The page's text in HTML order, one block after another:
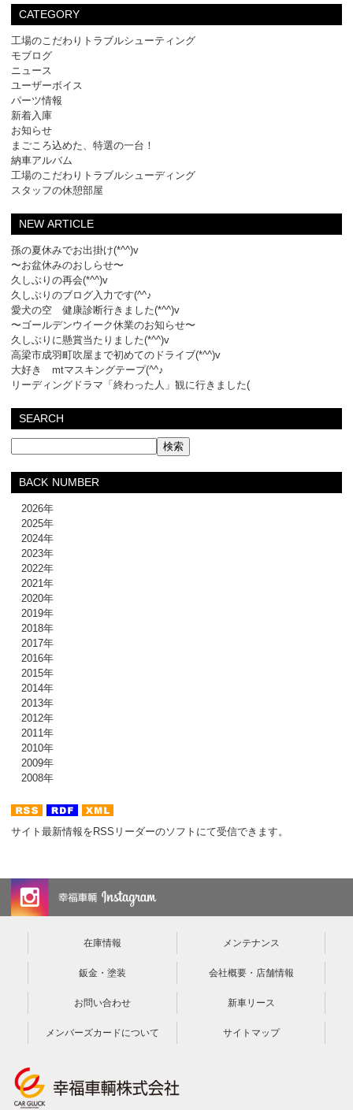
CATEGORY
工場のこだわりトラブルシューティング
モブログ
ニュース
ユーザーボイス
パーツ情報
新着入庫
お知らせ
まごころ込めた、特選の一台！
納車アルバム
工場のこだわりトラブルシューディング
スタッフの休憩部屋
NEW ARTICLE
孫の夏休みでお出掛け(*^^)v
〜お盆休みのおしらせ〜
久しぶりの再会(*^^)v
久しぶりのブログ入力です(^^♪
愛犬の空 健康診断行きました(*^^)v
〜ゴールデンウイーク休業のお知らせ〜
久しぶりに懸賞当たりました(*^^)v
高梁市成羽町吹屋まで初めてのドライブ(*^^)v
大好き mtマスキングテープ(^^♪
リーディングドラマ「終わった人」観に行きました(
SEARCH
BACK NUMBER
2026年
2025年
2024年
2023年
2022年
2021年
2020年
2019年
2018年
2017年
2016年
2015年
2014年
2013年
2012年
2011年
2010年
2009年
2008年
サイト最新情報をRSSリーダーのソフトにて受信できます。
在庫情報 メンテナンス
鈑金・塗装 会社概要・店舗情報
お問い合わせ 新車リース
メンバーズカードについて サイトマップ